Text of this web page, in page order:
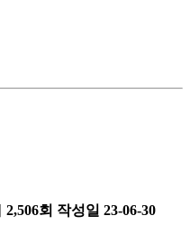
2,506회 작성일 23-06-30